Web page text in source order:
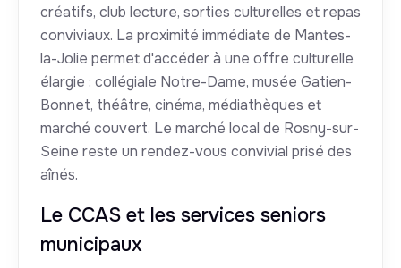
créatifs, club lecture, sorties culturelles et repas
conviviaux. La proximité immédiate de Mantes-
la-Jolie permet d'accéder à une offre culturelle
élargie : collégiale Notre-Dame, musée Gatien-
Bonnet, théâtre, cinéma, médiathèques et
marché couvert. Le marché local de Rosny-sur-
Seine reste un rendez-vous convivial prisé des
aînés.
Le CCAS et les services seniors
municipaux